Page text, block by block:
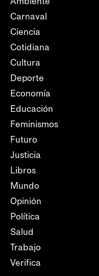
Carnaval
Ciencia
Cotidiana
Cultura
Deporte
Economía
Educación
Feminismos
Futuro
Justicia
Libros
Mundo
Opinión
Política
Salud
Trabajo
Verifica